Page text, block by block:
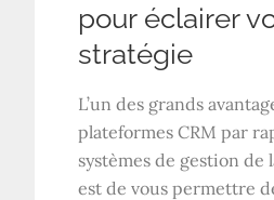
pour éclairer
stratégie
L’un des grands
plateformes CRM par
systèmes de gestion
est de vous permettre